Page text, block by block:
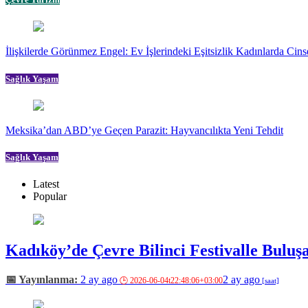
İlişkilerde Görünmez Engel: Ev İşlerindeki Eşitsizlik Kadınlarda
Sağlık Yaşam
Meksika’dan ABD’ye Geçen Parazit: Hayvancılıkta Yeni Tehdit
Sağlık Yaşam
Latest
Popular
Kadıköy’de Çevre Bilinci Festivalle
2 ay ago 2 ay ago